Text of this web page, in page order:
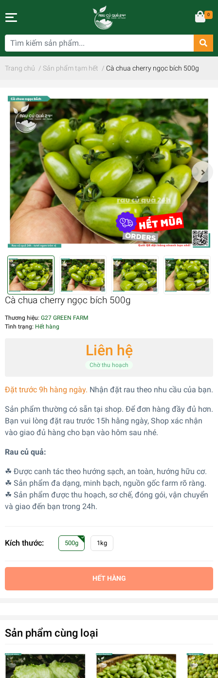
0
Trang chủ / Sản phẩm tạm hết / Cà chua cherry ngọc bích 500g
Cà chua cherry ngọc bích 500g
Thương hiệu: G27 GREEN FARM
Tình trạng: Hết hàng
Liên hệ
Chờ thu hoạch
Đặt trước 9h hàng ngày. Nhận đặt rau theo nhu cầu của bạn.
Sản phẩm thường có sẵn tại shop. Để đơn hàng đầy đủ hơn.
Bạn vui lòng đặt rau trước 15h hằng ngày, Shop xác nhận
vào giao đủ hàng cho bạn vào hôm sau nhé.
Rau củ quả:
☘ Được canh tác theo hướng sạch, an toàn, hướng hữu cơ.
☘ Sản phẩm đa dạng, minh bạch, nguồn gốc farm rõ ràng.
☘ Sản phẩm được thu hoạch, sơ chế, đóng gói, vận chuyển
và giao đến bạn trong 24h.
Kích thước: 500g 1kg
HẾT HÀNG
Sản phẩm cùng loại